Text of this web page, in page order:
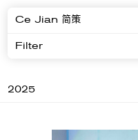
Ce Jian 简策
Filter
2025